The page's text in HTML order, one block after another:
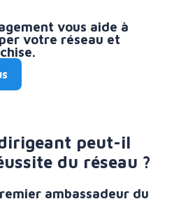
vous aide à
votre réseau et
peut-il
du réseau ?
ambassadeur du